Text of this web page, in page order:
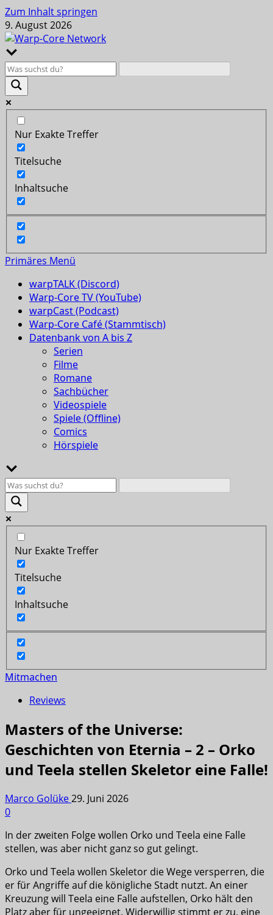
Zum Inhalt springen
9. August 2026
Nur Exakte Treffer
Titelsuche
Inhaltsuche
Primäres Menü
warpTALK (Discord)
Warp-Core TV (YouTube)
warpCast (Podcast)
Warp-Core Café (Stammtisch)
Datenbank von A bis Z
Serien
Filme
Romane
Sachbücher
Videospiele
Spiele (Offline)
Comics
Hörspiele
Nur Exakte Treffer
Titelsuche
Inhaltsuche
Mitmachen
Reviews
Masters of the Universe:
Geschichten von Eternia – 2 – Orko
und Teela stellen Skeletor eine Falle!
Marco Golüke29. Juni 2026
0
In der zweiten Folge wollen Orko und Teela eine Falle
stellen, was aber nicht ganz so gut gelingt.
Orko und Teela wollen Skeletor die Wege versperren, die
er für Angriffe auf die königliche Stadt nutzt. An einer
Kreuzung will Teela eine Falle aufstellen, Orko hält den
Platz aber für ungeeignet. Widerwillig stimmt er zu, eine